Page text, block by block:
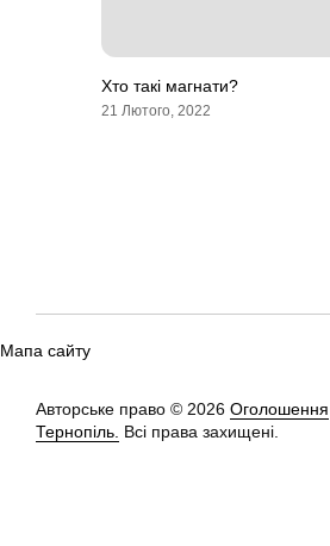
Хто такі магнати?
21 Лютого, 2022
Мапа сайту
Авторське право © 2026 Оголошення
Тернопіль. Всі права захищені.